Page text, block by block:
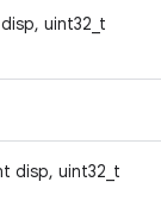
uint32_t
disp, uint32_t